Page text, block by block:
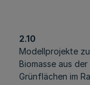
2.10
Modellprojekte
Biomasse aus
Grünflächen im